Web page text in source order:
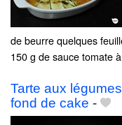
de beurre quelques
150 g de sauce tomate
Tarte aux
fond de cake -